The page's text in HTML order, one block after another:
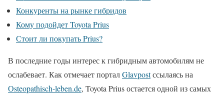
Конкуренты на рынке гибридов
Кому подойдет Toyota Prius
Стоит ли покупать Prius?
В последние годы интерес к гибридным автомобилям не
ослабевает. Как отмечает порталGlavpostссылаясь на
Оsteopathisch-leben.de, Toyota Prius остается одной из самых